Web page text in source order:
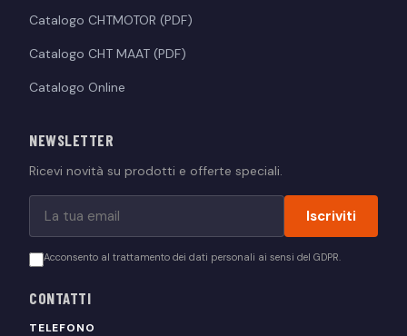
Catalogo CHTMOTOR (PDF)
Catalogo CHT MAAT (PDF)
Catalogo Online
NEWSLETTER
Ricevi novità su prodotti e offerte speciali.
Iscriviti
Acconsento al trattamento dei dati personali ai sensi del GDPR.
CONTATTI
TELEFONO